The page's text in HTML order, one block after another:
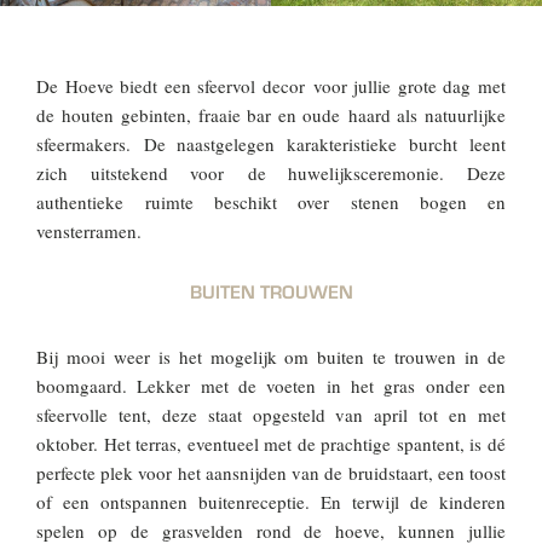
De Hoeve biedt een sfeervol decor voor jullie grote dag met
de houten gebinten, fraaie bar en oude haard als natuurlijke
sfeermakers. De naastgelegen karakteristieke burcht leent
zich uitstekend voor de huwelijksceremonie. Deze
authentieke ruimte beschikt over stenen bogen en
vensterramen.
BUITEN TROUWEN
Bij mooi weer is het mogelijk om buiten te trouwen in de
boomgaard. Lekker met de voeten in het gras onder een
sfeervolle tent, deze staat opgesteld van april tot en met
oktober. Het terras, eventueel met de prachtige spantent, is dé
perfecte plek voor het aansnijden van de bruidstaart, een toost
of een ontspannen buitenreceptie. En terwijl de kinderen
spelen op de grasvelden rond de hoeve, kunnen jullie